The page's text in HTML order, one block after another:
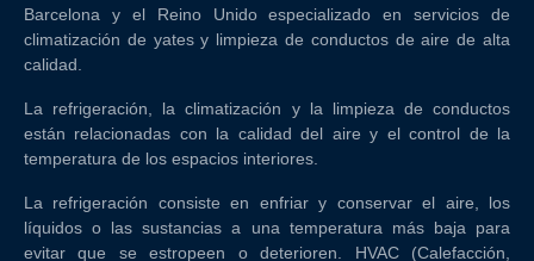
Barcelona y el Reino Unido especializado en servicios de
climatización de yates y limpieza de conductos de aire de alta
calidad.
La refrigeración, la climatización y la limpieza de conductos
están relacionadas con la calidad del aire y el control de la
temperatura de los espacios interiores.
La refrigeración consiste en enfriar y conservar el aire, los
líquidos o las sustancias a una temperatura más baja para
evitar que se estropeen o deterioren. HVAC (Calefacción,